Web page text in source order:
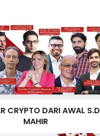
CRYPTO DARI AWAL S.D
MAHIR